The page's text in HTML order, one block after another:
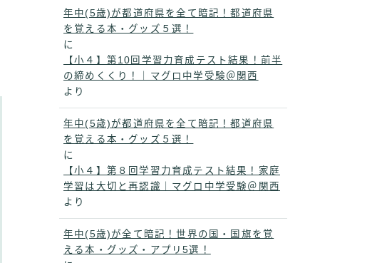
年中(5歳)が都道府県を全て暗記！都道府県
を覚える本・グッズ５選！
に
【小４】第10回学習力育成テスト結果！前半
の締めくくり！｜マグロ中学受験＠関西
より
年中(5歳)が都道府県を全て暗記！都道府県
を覚える本・グッズ５選！
に
【小４】第８回学習力育成テスト結果！家庭
学習は大切と再認識｜マグロ中学受験＠関西
より
年中(5歳)が全て暗記！世界の国・国旗を覚
える本・グッズ・アプリ5選！